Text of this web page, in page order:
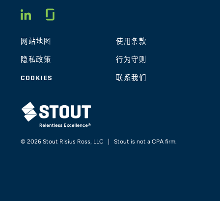
LINKEDIN
网站地图 使用条款
隐私政策 行为守则
COOKIES 联系我们
STOUT LOGO
© 2026 Stout Risius Ross, LLC | Stout is not a CPA firm.